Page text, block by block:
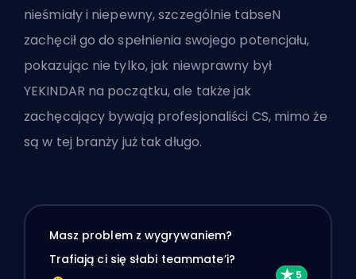
nieśmiały i niepewny, szczególnie tabseN
zachęcił go do spełnienia swojego potencjału,
pokazując nie tylko, jak niewprawny był
YEKINDAR na początku, ale także jak
zachęcający bywają profesjonaliści CS, mimo że
są w tej branży już tak długo.
Masz problem z wygrywaniem?
Trafiają ci się słabi teammate’i?